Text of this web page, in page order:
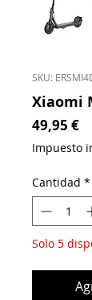
SKU:
Xiaomi
49,95 €
Impuesto
Cantidad *
Solo 5